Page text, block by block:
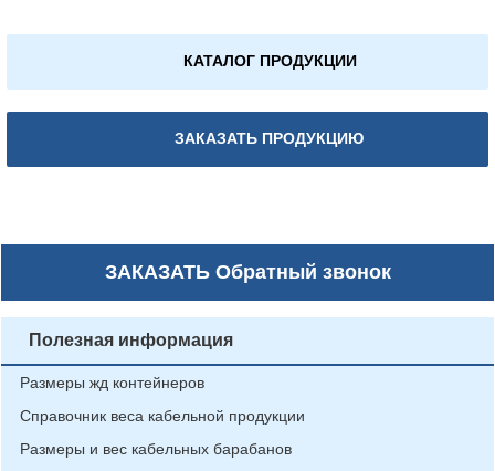
КАТАЛОГ ПРОДУКЦИИ
ЗАКАЗАТЬ ПРОДУКЦИЮ
ЗАКАЗАТЬОбратный звонок
Полезная информация
Размеры жд контейнеров
Справочник веса кабельной продукции
Размеры и вес кабельных барабанов